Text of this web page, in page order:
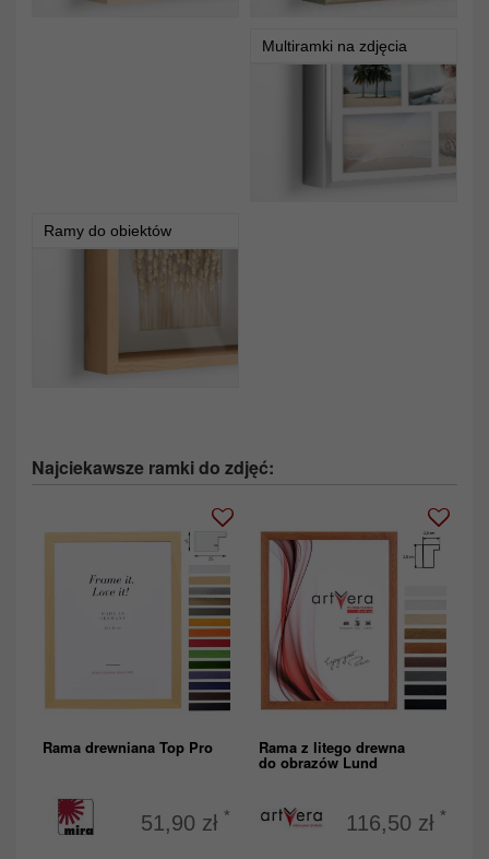
Multiramki na zdjęcia
Ramy do obiektów
Najciekawsze ramki do zdjęć:
Rama drewniana Top Pro
51,90 zł *
Rama z litego drewna
do obrazów Lund
116,50 zł *